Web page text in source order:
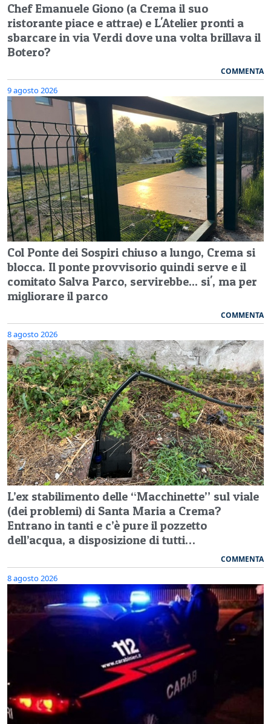
Chef Emanuele Giono (a Crema il suo
ristorante piace e attrae) e L'Atelier pronti a
sbarcare in via Verdi dove una volta brillava il
Botero?
COMMENTA
9 agosto 2026
Col Ponte dei Sospiri chiuso a lungo, Crema si
blocca. Il ponte provvisorio quindi serve e il
comitato Salva Parco, servirebbe... si', ma per
migliorare il parco
COMMENTA
8 agosto 2026
L’ex stabilimento delle “Macchinette” sul viale
(dei problemi) di Santa Maria a Crema?
Entrano in tanti e c’è pure il pozzetto
dell’acqua, a disposizione di tutti…
COMMENTA
8 agosto 2026